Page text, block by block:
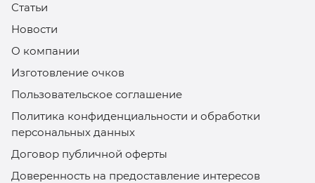
Статьи
Новости
О компании
Изготовление очков
Пользовательское соглашение
Политика конфиденциальности и обработки
персональных данных
Договор публичной оферты
Доверенность на предоставление интересов